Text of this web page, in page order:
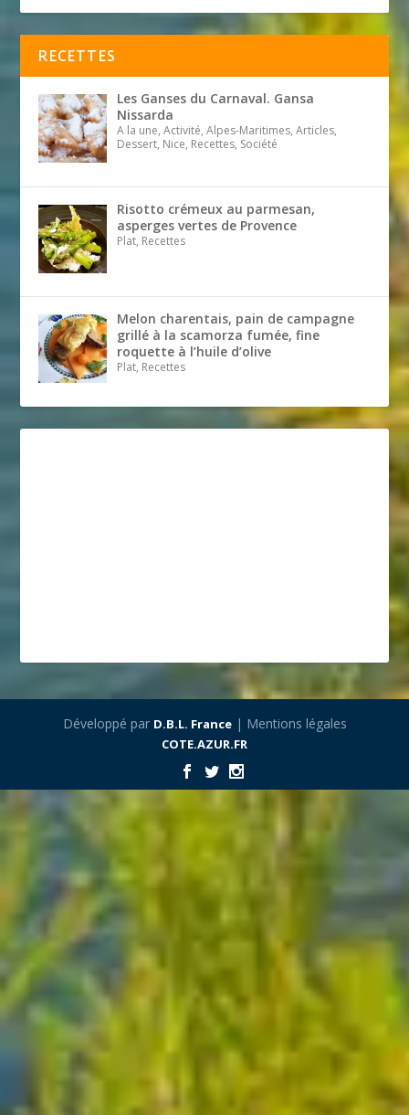
RECETTES
Les Ganses du Carnaval. Gansa
Nissarda
A la une, Activité, Alpes-Maritimes, Articles,
Dessert, Nice, Recettes, Société
Risotto crémeux au parmesan,
asperges vertes de Provence
Plat, Recettes
Melon charentais, pain de campagne
grillé à la scamorza fumée, fine
roquette à l’huile d’olive
Plat, Recettes
Développé par D.B.L. France| Mentions légales
COTE.AZUR.FR